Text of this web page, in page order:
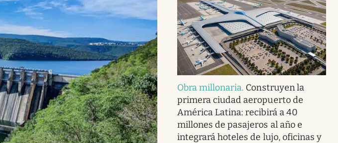
Obra millonaria. Construyen la
primera ciudad aeropuerto de
América Latina: recibirá a 40
millones de pasajeros al año e
integrará hoteles de lujo, oficinas y